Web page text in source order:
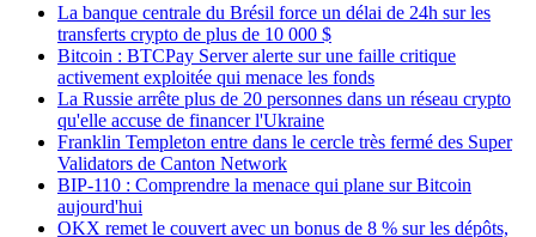
La banque centrale du Brésil force un délai de 24h sur les
transferts crypto de plus de 10 000 $
Bitcoin : BTCPay Server alerte sur une faille critique
activement exploitée qui menace les fonds
La Russie arrête plus de 20 personnes dans un réseau crypto
qu'elle accuse de financer l'Ukraine
Franklin Templeton entre dans le cercle très fermé des Super
Validators de Canton Network
BIP-110 : Comprendre la menace qui plane sur Bitcoin
aujourd'hui
OKX remet le couvert avec un bonus de 8 % sur les dépôts,